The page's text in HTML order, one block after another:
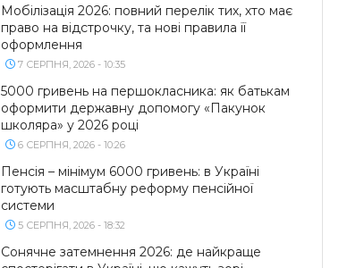
Мобілізація 2026: повний перелік тих, хто має
право на відстрочку, та нові правила її
оформлення
7 СЕРПНЯ, 2026 - 10:35
5000 гривень на першокласника: як батькам
оформити державну допомогу «Пакунок
школяра» у 2026 році
6 СЕРПНЯ, 2026 - 10:26
Пенсія – мінімум 6000 гривень: в Україні
готують масштабну реформу пенсійної
системи
5 СЕРПНЯ, 2026 - 18:32
Сонячне затемнення 2026: де найкраще